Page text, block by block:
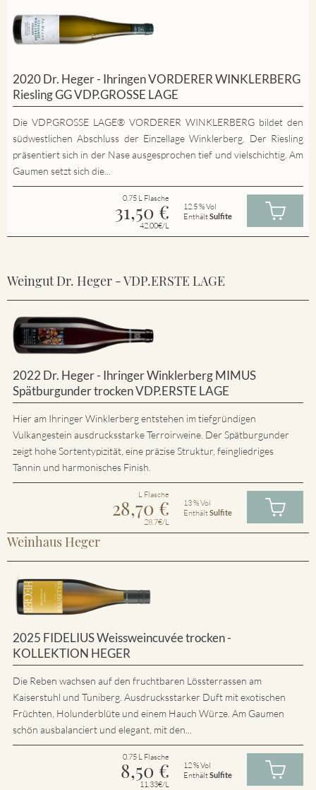
2020 Dr. Heger - Ihringen VORDERER WINKLERBERG
Riesling GG VDP.GROSSE LAGE
Die VDP.GROSSE LAGE® VORDERER WINKLERBERG bildet den
südwestlichen Abschluss der Einzellage Winklerberg. Der Riesling
präsentiert sich in der Nase ausgesprochen tief und vielschichtig. Am
Gaumen setzt sich die...
0.75 L Flasche
31,50 €
42.00€/L
12.5 % Vol
EnthältSulfite
Weingut Dr. Heger - VDP.ERSTE LAGE
2022 Dr. Heger - Ihringer Winklerberg MIMUS
Spätburgunder trocken VDP.ERSTE LAGE
Hier am Ihringer Winklerberg entstehen im tiefgründigen
Vulkangestein ausdrucksstarke Terroirweine. Der Spätburgunder
zeigt hohe Sortentypizität, eine präzise Struktur, feingliedriges
Tannin und harmonisches Finish.
L Flasche
28,70 €
28.7€/L
13 % Vol
EnthältSulfite
Weinhaus Heger
2025 FIDELIUS Weissweincuvée trocken -
KOLLEKTION HEGER
Die Reben wachsen auf den fruchtbaren Lössterrassen am
Kaiserstuhl und Tuniberg. Ausdrucksstarker Duft mit exotischen
Früchten, Holunderblüte und einem Hauch Würze. Am Gaumen
schön ausbalanciert und elegant, mit den...
0.75 L Flasche
8,50 €
11.33€/L
12 % Vol
EnthältSulfite